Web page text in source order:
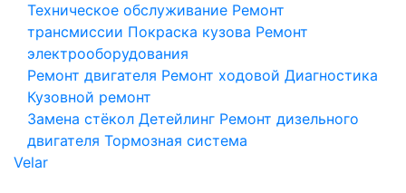
Техническое обслуживание Ремонт
трансмиссии Покраска кузова Ремонт
электрооборудования
Ремонт двигателя Ремонт ходовой Диагностика
Кузовной ремонт
Замена стёкол Детейлинг Ремонт дизельного
двигателя Тормозная система
Velar